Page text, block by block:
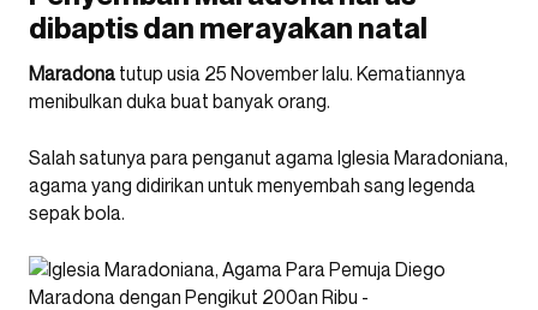
dibaptis dan merayakan natal
Maradona tutup usia 25 November lalu. Kematiannya
menibulkan duka buat banyak orang.
Salah satunya para penganut agama Iglesia Maradoniana,
agama yang didirikan untuk menyembah sang legenda
sepak bola.